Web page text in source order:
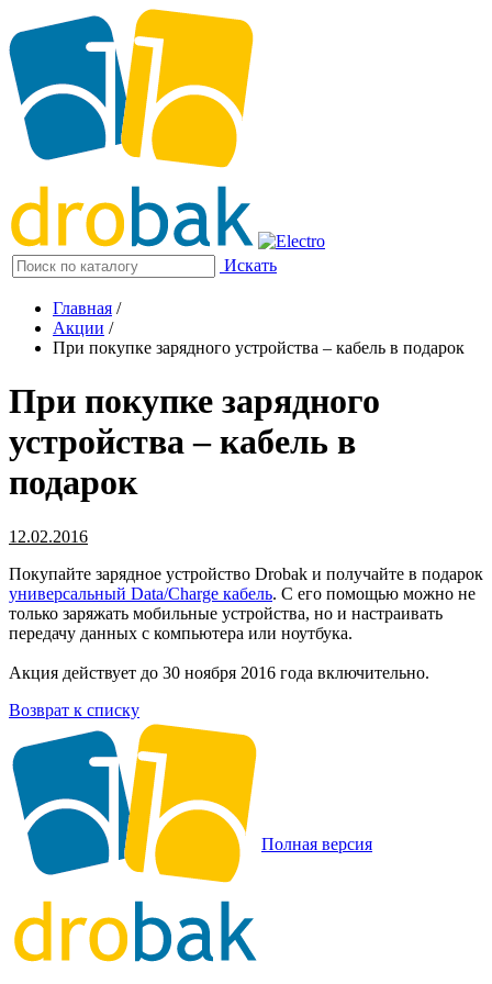
Искать
Главная /
Акции /
При покупке зарядного устройства – кабель в подарок
При покупке зарядного
устройства – кабель в
подарок
12.02.2016
Покупайте зарядное устройство Drobak и получайте в подарок
универсальный Data/Charge кабель. С его помощью можно не
только заряжать мобильные устройства, но и настраивать
передачу данных с компьютера или ноутбука.
Акция действует до 30 ноября 2016 года включительно.
Возврат к списку
Полная версия